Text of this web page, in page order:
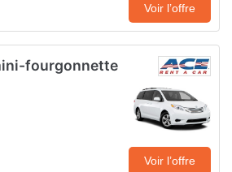
Voir l’offre
fourgonnette
Voir l’offre